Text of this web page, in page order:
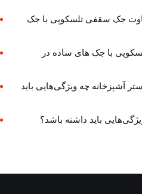
جک سقفی تلسکوپی با جک
با جک های ساده در
آشپزخانه چه ویژگی‌هایی باید
باید داشته باشد؟